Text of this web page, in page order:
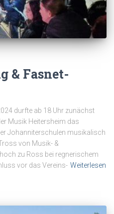
& Fasnet-
durfte ab 18 Uhr zunächst
Musik Heitersheim das
Johanniterschulen musikalisch
von Musik- &
zu Ross bei regnerischem
vor das Vereins- Weiterlesen